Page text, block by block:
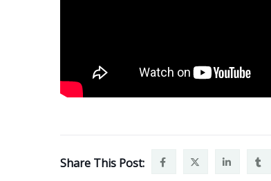
Share This Post: